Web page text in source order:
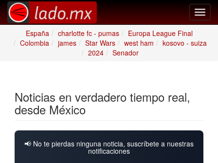
España
charlotte fc - pumas
Europa League Final
Colombia
james Star Wars west ham
kosovo - suiza
2024
Senador
Noticias en verdadero tiempo real,
desde México
📢 No te pierdas ninguna noticia, suscríbete a nuestras
notificaciones